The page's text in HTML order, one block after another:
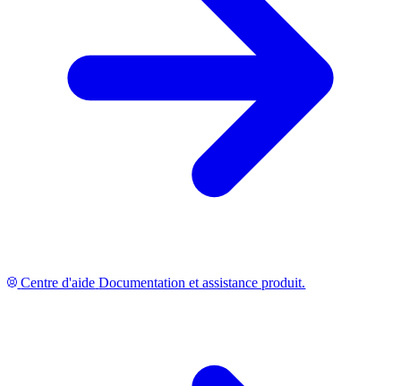
Centre d'aide Documentation et assistance produit.